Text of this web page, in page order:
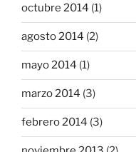
octubre 2014 (1)
agosto 2014 (2)
mayo 2014 (1)
marzo 2014 (3)
febrero 2014 (3)